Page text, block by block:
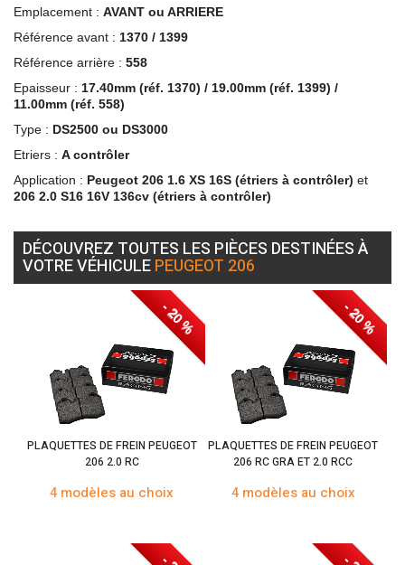
Emplacement : AVANT ou ARRIERE
Référence avant : 1370 / 1399
Référence arrière : 558
Epaisseur : 17.40mm (réf. 1370) / 19.00mm (réf. 1399) /
11.00mm (réf. 558)
Type : DS2500 ou DS3000
Etriers : A contrôler
Application : Peugeot 206 1.6 XS 16S (étriers à contrôler) et
206 2.0 S16 16V 136cv (étriers à contrôler)
DÉCOUVREZ TOUTES LES PIÈCES DESTINÉES À
VOTRE VÉHICULEPEUGEOT 206
- 20 %
PLAQUETTES DE FREIN PEUGEOT
206 2.0 RC
4 modèles au choix
- 20 %
PLAQUETTES DE FREIN PEUGEOT
206 RC GRA ET 2.0 RCC
4 modèles au choix